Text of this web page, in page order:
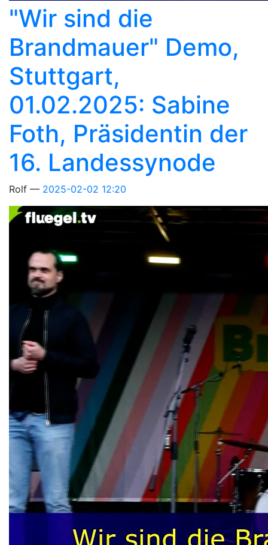
"Wir sind die
Brandmauer" Demo,
Stuttgart,
01.02.2025: Sabine
Foth, Präsidentin der
16. Landessynode
Rolf 2025-02-02 12:20